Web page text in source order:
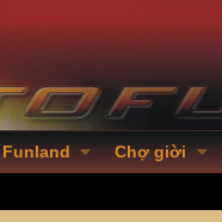
Funland Chợ giời